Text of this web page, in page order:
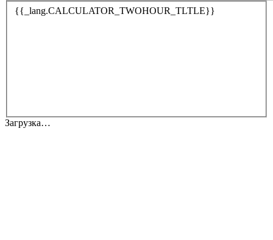
{{_lang.CALCULATOR_TWOHOUR_TLTLE}}
Загрузка…